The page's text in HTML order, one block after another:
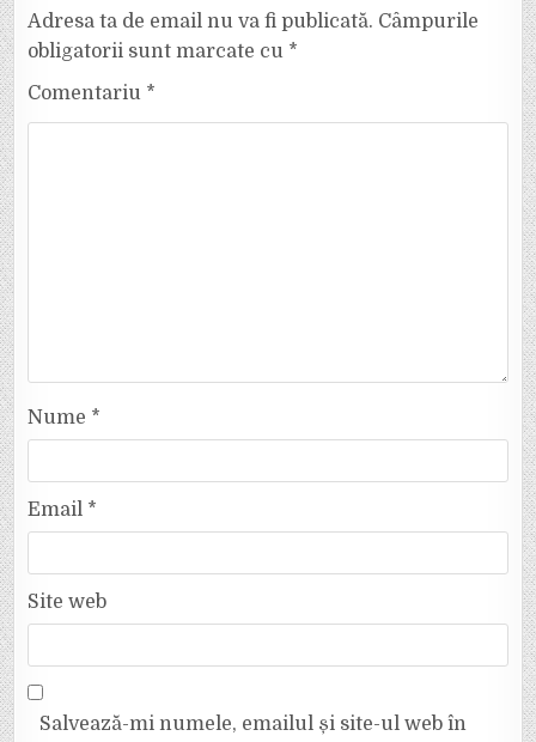
Adresa ta de email nu va fi publicată. Câmpurile
obligatorii sunt marcate cu *
Comentariu *
Nume *
Email *
Site web
Salvează-mi numele, emailul și site-ul web în